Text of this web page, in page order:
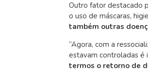
Outro fator destacado
o uso de máscaras,
também outras
“Agora, com a
estavam controladas é
termos o retorno de